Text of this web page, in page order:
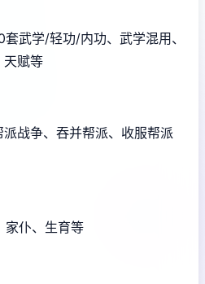
武学/轻功/内功、武学混用、
天赋等
战争、吞并帮派、收服帮派
家仆、生育等